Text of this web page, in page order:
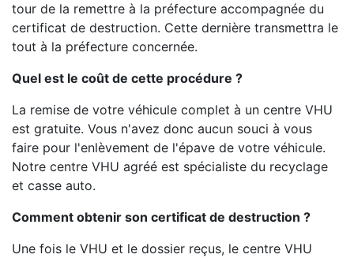
tour de la remettre à la préfecture accompagnée du
certificat de destruction. Cette dernière transmettra le
tout à la préfecture concernée.
Quel est le coût de cette procédure ?
La remise de votre véhicule complet à un centre VHU
est gratuite. Vous n'avez donc aucun souci à vous
faire pour l'enlèvement de l'épave de votre véhicule.
Notre centre VHU agréé est spécialiste du recyclage
et casse auto.
Comment obtenir son certificat de destruction ?
Une fois le VHU et le dossier reçus, le centre VHU